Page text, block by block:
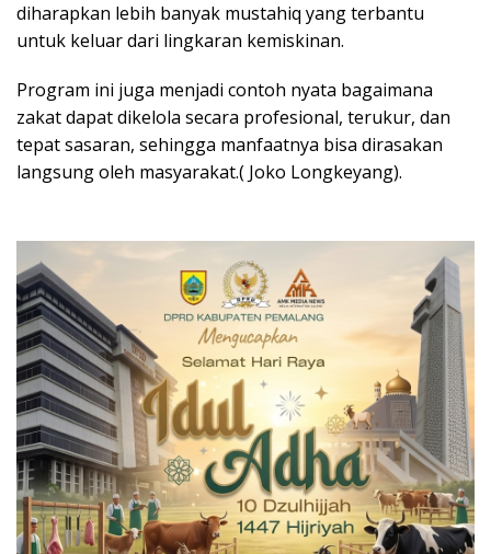
diharapkan lebih banyak mustahiq yang terbantu
untuk keluar dari lingkaran kemiskinan.
Program ini juga menjadi contoh nyata bagaimana
zakat dapat dikelola secara profesional, terukur, dan
tepat sasaran, sehingga manfaatnya bisa dirasakan
langsung oleh masyarakat.( Joko Longkeyang).